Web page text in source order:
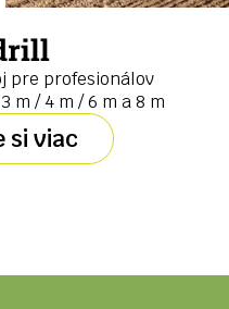
pre profesionálov
m / 4 m / 6 m a 8 m
si viac